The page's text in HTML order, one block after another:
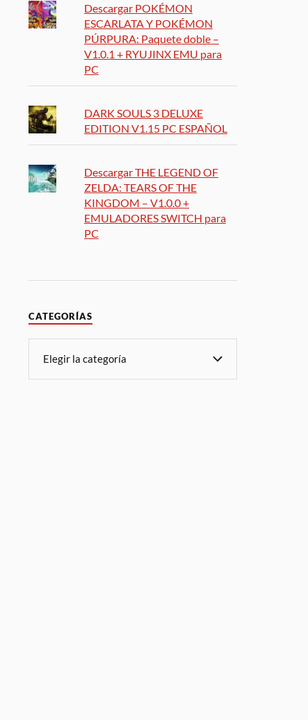
Descargar POKÉMON
ESCARLATA Y POKÉMON
PÚRPURA: Paquete doble –
V1.0.1 + RYUJINX EMU para
PC
DARK SOULS 3 DELUXE
EDITION V1.15 PC ESPAÑOL
Descargar THE LEGEND OF
ZELDA: TEARS OF THE
KINGDOM – V1.0.0 +
EMULADORES SWITCH para
PC
CATEGORÍAS